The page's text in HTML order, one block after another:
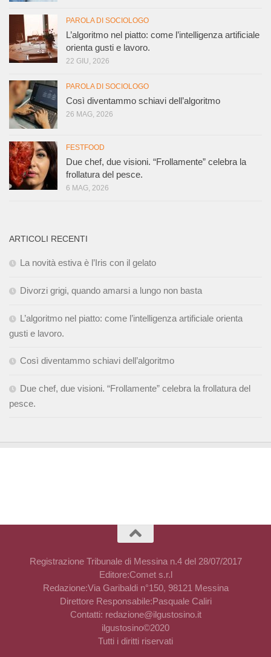
PAROLA DI SOCIOLOGO
L’algoritmo nel piatto: come l’intelligenza artificiale
orienta gusti e lavoro.
22 GIU, 2026
PAROLA DI SOCIOLOGO
Così diventammo schiavi dell’algoritmo
26 MAG, 2026
FESTFOOD
Due chef, due visioni. “Frollamente” celebra la
frollatura del pesce.
6 MAG, 2026
ARTICOLI RECENTI
La novità estiva è l’Iris con il gelato
Divorzi grigi, quando amarsi a lungo non basta
L’algoritmo nel piatto: come l’intelligenza artificiale orienta
gusti e lavoro.
Così diventammo schiavi dell’algoritmo
Due chef, due visioni. “Frollamente” celebra la frollatura del
pesce.
Registrazione Tribunale di Messina n.4 del 28/07/2017
Editore:Comet s.r.l
Redazione:Via Garibaldi n°150, 98121 Messina
Direttore Responsabile:Pasquale Caliri
Contatti: redazione@ilgustosino.it
ilgustosino©2020
Tutti i diritti riservati